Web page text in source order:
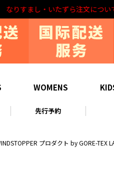
りすまし・いたずら注文について
WOMENS
先行予約
プロダクト by GORE-TEX